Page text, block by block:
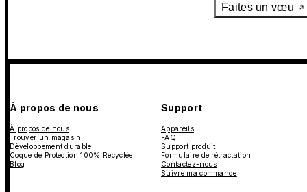
Faites un vœu
À propos de nous
À propos de nous
Trouver un magasin
Développement durable
Coque de Protection 100% Recyclée
Blog
Support
Appareils
FAQ
Support produit
Formulaire de rétractation
Contactez-nous
Suivre ma commande